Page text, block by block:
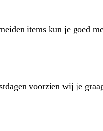
items kun je goed
voorzien wij je